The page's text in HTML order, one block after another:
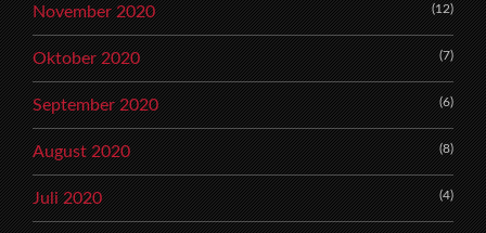
November 2020 (12)
Oktober 2020 (7)
September 2020 (6)
August 2020 (8)
Juli 2020 (4)